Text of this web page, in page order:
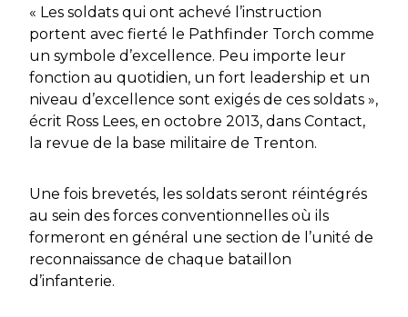
« Les soldats qui ont achevé l’instruction
portent avec fierté le Pathfinder Torch comme
un symbole d’excellence. Peu importe leur
fonction au quotidien, un fort leadership et un
niveau d’excellence sont exigés de ces soldats »,
écrit Ross Lees, en octobre 2013, dans Contact,
la revue de la base militaire de Trenton.
Une fois brevetés, les soldats seront réintégrés
au sein des forces conventionnelles où ils
formeront en général une section de l’unité de
reconnaissance de chaque bataillon
d’infanterie.